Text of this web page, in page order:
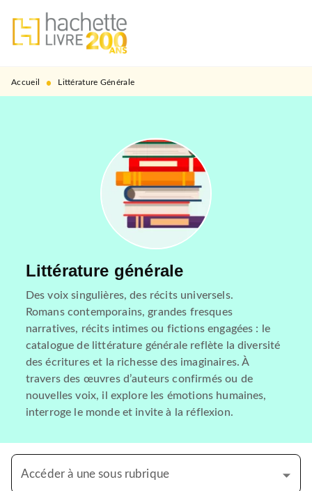
MENU RECHERCHE
PIED DE PAGE
Accueil • Littérature Générale
Littérature générale
Des voix singulières, des récits universels.
Romans contemporains, grandes fresques
narratives, récits intimes ou fictions engagées : le
catalogue de littérature générale reflète la diversité
des écritures et la richesse des imaginaires. À
travers des œuvres d’auteurs confirmés ou de
nouvelles voix, il explore les émotions humaines,
interroge le monde et invite à la réflexion.
Accéder à une sous rubrique